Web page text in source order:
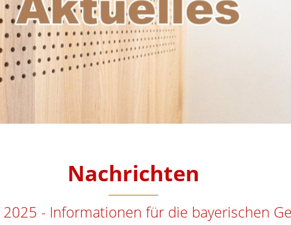
Nachrichten
- Informationen für die bayerischen